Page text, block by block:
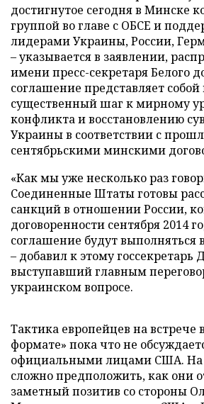
достигнутое сегодня в Минске
группой во главе с ОБСЕ и
лидерами Украины, России,
– указывается в заявлении,
имени пресс-секретаря Белого
соглашение представляет
существенный шаг к мирному
конфликта и восстановлению
Украины в соответствии с
сентябрьскими минскими
«Как мы уже несколько раз
Соединенные Штаты готовы
санкций в отношении России,
договоренности сентября 2014
соглашение будут выполняться
– добавил к этому госсекретарь
выступавший главным
украинском вопросе.
Тактика европейцев на встрече
формате» пока что не
официальными лицами США.
сложно предположить, как они
заметный позитив со стороны